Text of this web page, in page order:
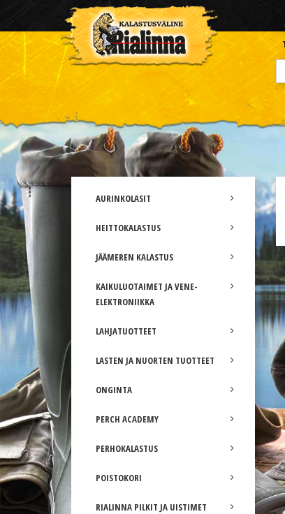
AURINKOLASIT
HEITTOKALASTUS
JÄÄMEREN KALASTUS
KAIKULUOTAIMET JA VENE-
ELEKTRONIIKKA
LAHJATUOTTEET
LASTEN JA NUORTEN TUOTTEET
ONGINTA
PERCH ACADEMY
PERHOKALASTUS
POISTOKORI
RIALINNA PILKIT JA UISTIMET